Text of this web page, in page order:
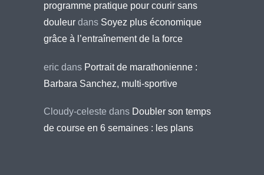
programme pratique pour courir sans
douleur dans Soyez plus économique
grâce à l’entraînement de la force
eric dans Portrait de marathonienne :
Barbara Sanchez, multi-sportive
Cloudy-celeste dans Doubler son temps
de course en 6 semaines : les plans